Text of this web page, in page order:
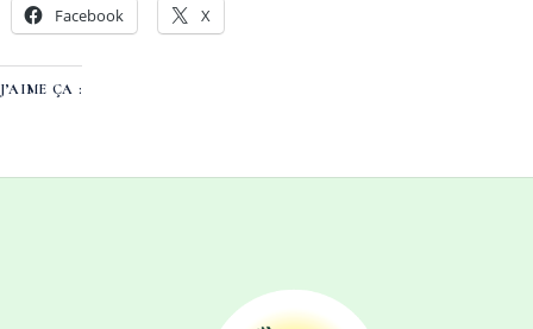
Facebook X
J’AIME ÇA :